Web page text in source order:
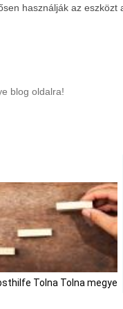
használják az eszközt
blog oldalra!
Tolna Tolna megye